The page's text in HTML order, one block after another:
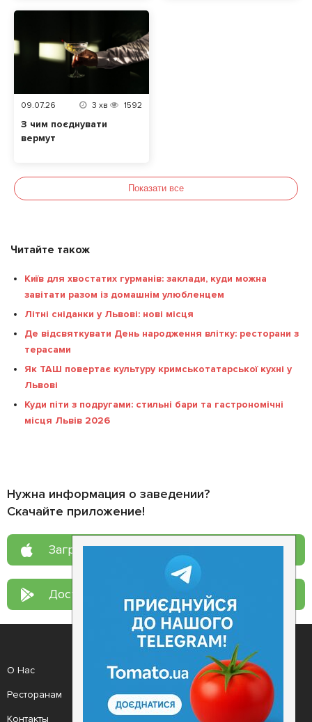
улюбленцем
09.07.26 3 хв 1592
З чим поєднувати
вермут
Показати все
Читайте також
Київ для хвостатих гурманів: заклади, куди можна
завітати разом із домашнім улюбленцем
Літні сніданки у Львові: нові місця
Де відсвяткувати День народження влітку: ресторани з
терасами
Як ТАШ повертає культуру кримськотатарської кухні у
Львові
Куди піти з подругами: стильні бари та гастрономічні
місця Львів 2026
Нужна информация о заведении?
Скачайте приложение!
Загрузите в App Store
Доступно в Google Play
О Нас
Ресторанам
Контакты
Рецепт дня
Новости
Анонсы